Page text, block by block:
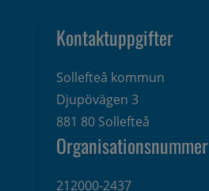
Kontaktuppgifter
Sollefteå kommun
Djupövägen 3
881 80 Sollefteå
Organisationsnummer
212000-2437